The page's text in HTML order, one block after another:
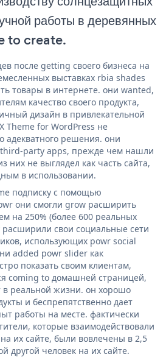
работы в деревянных
to create.
после getting своего бизнеса на
выставках rbia shades
товары в интернете. они wanted,
качество своего продукта,
дизайн в привлекательной
Theme for WordPress не
адекватного решения. они
party apps, прежде чем нашли
них не выглядел как часть сайта,
в использовании.
подписку с помощью
они смогли grow расширить
на 250% (более 600 реальных
расширили свои социальные сети
использующих powr social
added powr slider как
показать своим клиентам,
coming to домашней страницей,
в реальной жизни. он хорошо
и беспрепятственно дает
работы на месте. фактически
которые взаимодействовали
их сайте, были вовлечены в 2,5
другой человек на их сайте.